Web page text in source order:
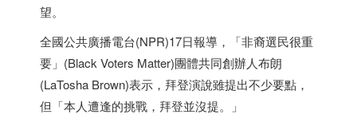
望。
全國公共廣播電台(NPR)17日報導，「非裔選民很重
要」(Black Voters Matter)團體共同創辦人布朗
(LaTosha Brown)表示，拜登演說雖提出不少要點，
但「本人遭逢的挑戰，拜登並沒提。」